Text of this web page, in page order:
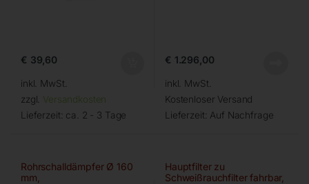
€ 39,60
inkl. MwSt.
zzgl. Versandkosten
Lieferzeit: ca. 2 - 3 Tage
€ 1.296,00
inkl. MwSt.
Kostenloser Versand
Lieferzeit: Auf Nachfrage
Rohrschalldämpfer Ø 160
mm,
Hauptfilter zu
Schweißrauchfilter fahrbar,